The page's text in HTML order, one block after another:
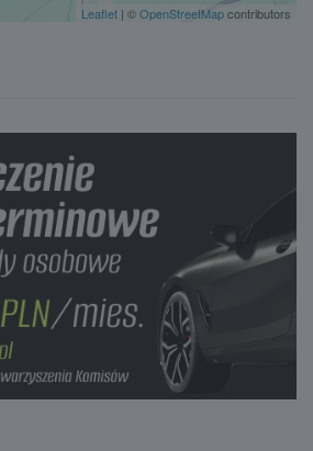
Leaflet | ©OpenStreetMapcontributors